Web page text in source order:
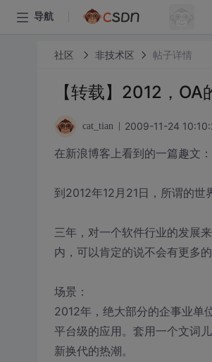
导航
社区 非技术区 帖子详情
【转载】2012，OA
cat_tian 2009-11-24
在新浪博客上看到的一篇趣文：
到2012年12月21日，所谓的世
三年，对一个软件行业的发展
内，可以肯定的说不会有更多
场景：
2012年，绝大部分的企事业单
平台级的应用。套用一个文词
新换代的热潮。